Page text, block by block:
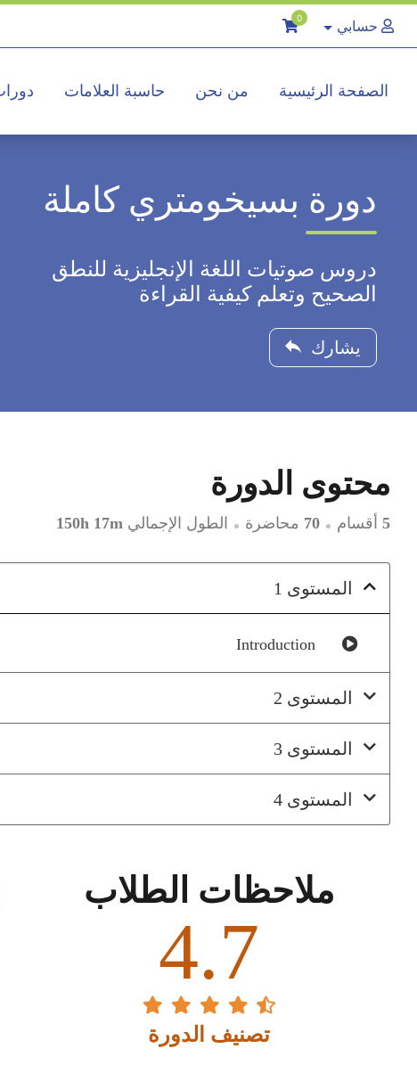
حسابي 0
الصفحة الرئيسية من نحن حاسبة العلامات
دورة بسيخومتري كاملة
دروس صوتيات اللغة الإنجليزية للنطق
الصحيح وتعلم كيفية القراءة
يشارك
محتوى الدورة
5 أقسام 70 محاضرة الطول الإجمالي 150h 17m
المستوى 1
Introduction
المستوى 2
المستوى 3
المستوى 4
ملاحظات الطلاب
4.7
تصنيف الدورة